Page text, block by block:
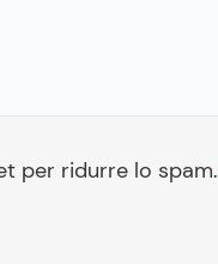
per ridurre lo spam.